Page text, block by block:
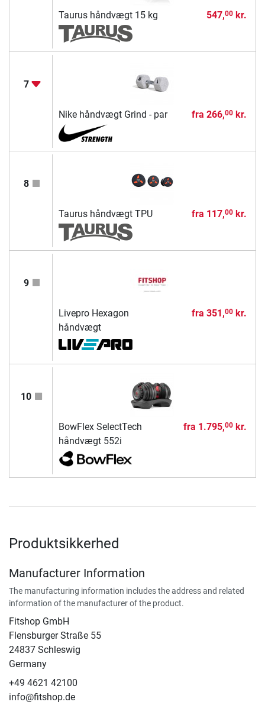
Taurus håndvægt 15 kg 547,00kr.
7
Nike håndvægt Grind - par fra 266,00kr.
8
Taurus håndvægt TPU fra 117,00kr.
9
Livepro Hexagon
håndvægt
fra 351,00kr.
10
BowFlex SelectTech
håndvægt 552i
fra 1.795,00kr.
Produktsikkerhed
Manufacturer Information
The manufacturing information includes the address and related
information of the manufacturer of the product.
Fitshop GmbH
Flensburger Straße 55
24837 Schleswig
Germany
+49 4621 42100
info@fitshop.de